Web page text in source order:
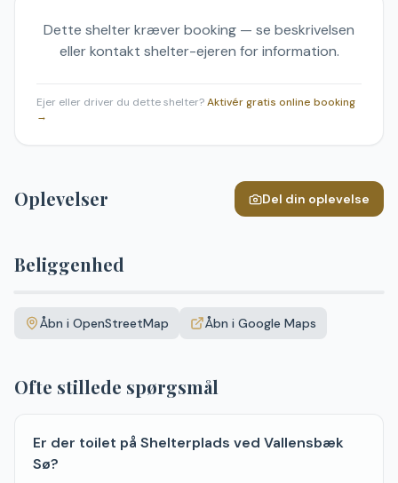
Dette shelter kræver booking — se beskrivelsen
eller kontakt shelter-ejeren for information.
Ejer eller driver du dette shelter?Aktivér gratis online booking
→
Oplevelser Del din oplevelse
Beliggenhed
+Åbn i OpenStreetMap Åbn i Google Maps
Ofte stillede spørgsmål
Er der toilet på Shelterplads ved Vallensbæk
Sø?